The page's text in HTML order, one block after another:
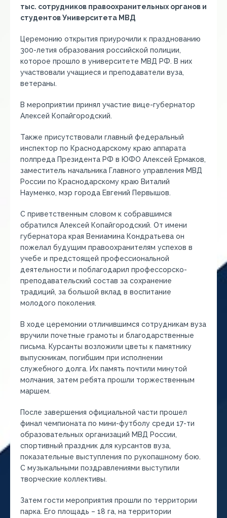
тыс. сотрудников правоохранительных органов и
студентов Университета МВД
Церемонию открытия приурочили к празднованию
300-летия образования российской полиции,
которое прошло в университете МВД РФ. В них
участвовали учащиеся и преподаватели вуза,
ветераны.
В мероприятии принял участие вице-губернатор
Алексей Копайгородский.
Также присутствовали главный федеральный
инспектор по Краснодарскому краю аппарата
полпреда Президента РФ в ЮФО Алексей Ермаков,
заместитель начальника Главного управления МВД
России по Краснодарскому краю Виталий
Науменко, мэр города Евгений Первышов.
С приветственным словом к собравшимся
обратился Алексей Копайгородский. От имени
губернатора края Вениамина Кондратьева он
пожелал будущим правоохранителям успехов в
учебе и предстоящей профессиональной
деятельности и поблагодарил профессорско-
преподавательский состав за сохранение
традиций, за большой вклад в воспитание
молодого поколения.
В ходе церемонии отличившимся сотрудникам вуза
вручили почетные грамоты и благодарственные
письма. Курсанты возложили цветы к памятнику
выпускникам, погибшим при исполнении
служебного долга. Их память почтили минутой
молчания, затем ребята прошли торжественным
маршем.
После завершения официальной части прошел
финал чемпионата по мини-футболу среди 17-ти
образовательных организаций МВД России,
спортивный праздник для курсантов вуза,
показательные выступления по рукопашному бою.
С музыкальными поздравлениями выступили
творческие коллективы.
Затем гости мероприятия прошли по территории
парка. Его площадь – 18 га, на территории